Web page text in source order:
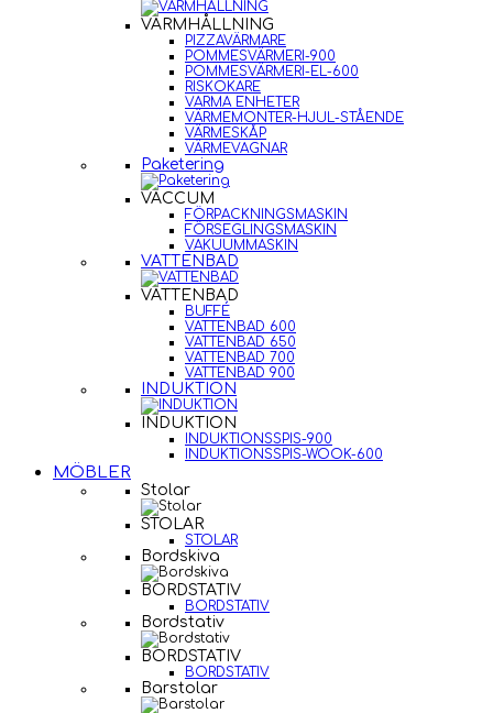
VARMHÅLLNING
PIZZAVÄRMARE
POMMESVÄRMERI-900
POMMESVÄRMERI-EL-600
RISKOKARE
VARMA ENHETER
VÄRMEMONTER-HJUL-STÅENDE
VÄRMESKÅP
VÄRMEVAGNAR
Paketering
VACCUM
FÖRPACKNINGSMASKIN
FÖRSEGLINGSMASKIN
VAKUUMMASKIN
VATTENBAD
VATTENBAD
BUFFÉ
VATTENBAD 600
VATTENBAD 650
VATTENBAD 700
VATTENBAD 900
INDUKTION
INDUKTION
INDUKTIONSSPIS-900
INDUKTIONSSPIS-WOOK-600
MÖBLER
Stolar
STOLAR
STOLAR
Bordskiva
BORDSTATIV
BORDSTATIV
Bordstativ
BORDSTATIV
BORDSTATIV
Barstolar